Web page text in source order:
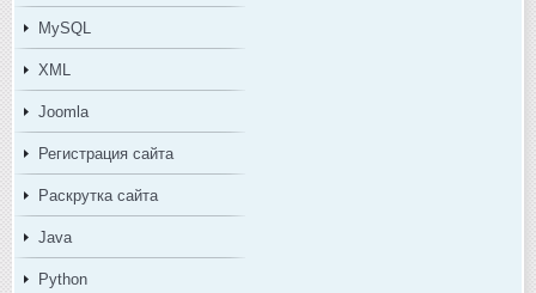
MySQL
XML
Joomla
Регистрация сайта
Раскрутка сайта
Java
Python